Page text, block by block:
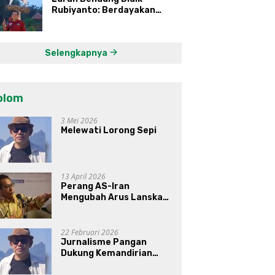
Rubiyanto: Berdayakan
Selengkapnya
3 Mei 2026
Melewati Lorong Sepi
13 April 2026
Perang AS-Iran
Mengubah Arus Lanskap
Prabowo-Gibran?
22 Februari 2026
Jurnalisme Pangan
Dukung Kemandirian